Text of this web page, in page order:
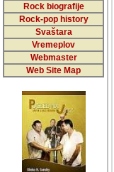
Rock biografije
Rock-pop history
Svaštara
Vremeplov
Webmaster
Web Site Map